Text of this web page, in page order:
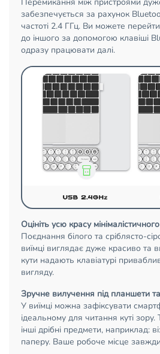
забезпечується за рахунок
частоті 2.4 ГГц. Ви можете
до іншого за допомогою клавіші
одразу працювати далі.
Оцініть усю красу
Поєднання білого та сріблясто-
виїмці виглядає дуже красиво та
кути надають клавіатурі
вигляду.
Зручне вилучення під планшети
У виїмці можна зафіксувати
ідеальному для читання куті
інші дрібні предмети, наприклад:
паперу. Ваше робоче місце завжди